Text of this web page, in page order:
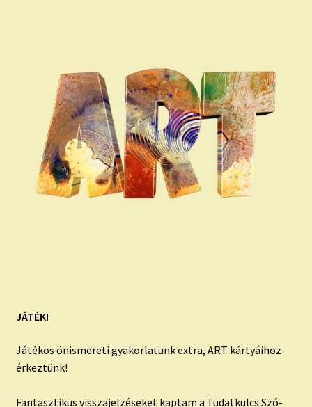
JÁTÉK!
Játékos önismereti gyakorlatunk extra, ART kártyáihoz
érkeztünk!
Fantasztikus visszajelzéseket kaptam a Tudatkulcs Szó-